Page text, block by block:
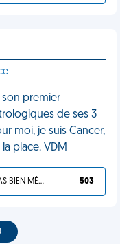
son premier
de ses 3
moi, je suis Cancer,
place. VDM
TU L'AS BIEN MÉRITÉ 503